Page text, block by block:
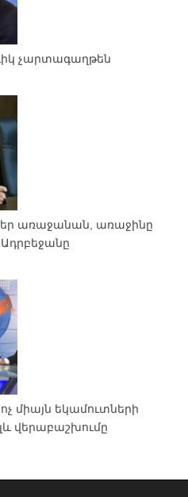
չարտագաղթեն
առաջանան, առաջինը
միայն եկամուտների
վերաբաշխումը